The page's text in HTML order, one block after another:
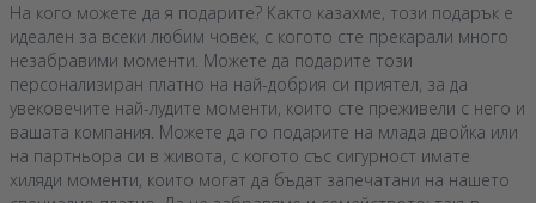
На кого можете да я подарите? Както казахме, този подарък е
идеален за всеки любим човек, с когото сте прекарали много
незабравими моменти. Можете да подарите този
персонализиран платно на най-добрия си приятел, за да
увековечите най-лудите моменти, които сте преживели с него и
вашата компания. Можете да го подарите на млада двойка или
на партньора си в живота, с когото със сигурност имате
хиляди моменти, които могат да бъдат запечатани на нашето